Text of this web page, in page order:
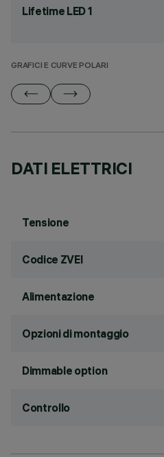
Lifetime LED 1
GRAFICI E CURVE POLARI
DATI ELETTRICI
Tensione
Codice ZVEI
Alimentazione
Opzioni di montaggio
Dimmable option
Controllo